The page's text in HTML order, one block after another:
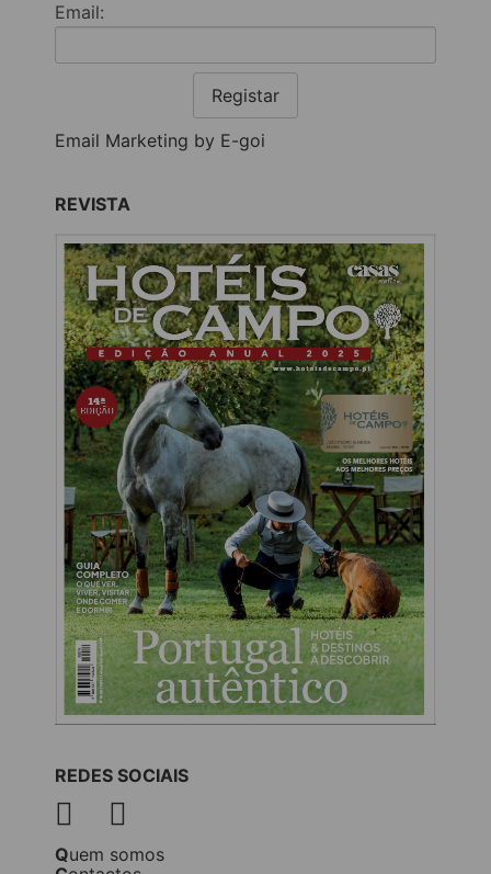
Email:
Registar
Email Marketing by E-goi
REVISTA
REDES SOCIAIS
Quem somos